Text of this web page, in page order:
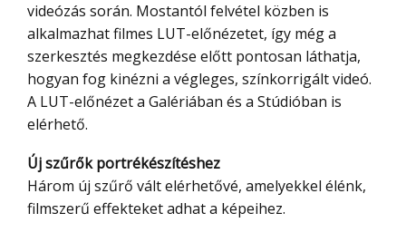
videózás során. Mostantól felvétel közben is
alkalmazhat filmes LUT-előnézetet, így még a
szerkesztés megkezdése előtt pontosan láthatja,
hogyan fog kinézni a végleges, színkorrigált videó.
A LUT-előnézet a Galériában és a Stúdióban is
elérhető.
Új szűrők portrékészítéshez
Három új szűrő vált elérhetővé, amelyekkel élénk,
filmszerű effekteket adhat a képeihez.